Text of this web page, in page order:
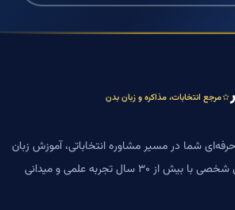
مرجع انتخابات، مذاکره و زبان بدن
حرفه‌ای شما در مسیر مشاوره انتخاباتی، آموزش زبان
بدن، فنون مذاکره و برندسازی شخصی با بیش از ۳۰ سال تجربه علمی و میدانی